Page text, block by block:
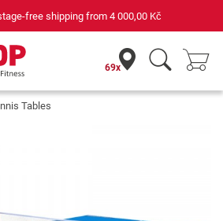
Your expert in home fitness for 42 years
69x
Tables